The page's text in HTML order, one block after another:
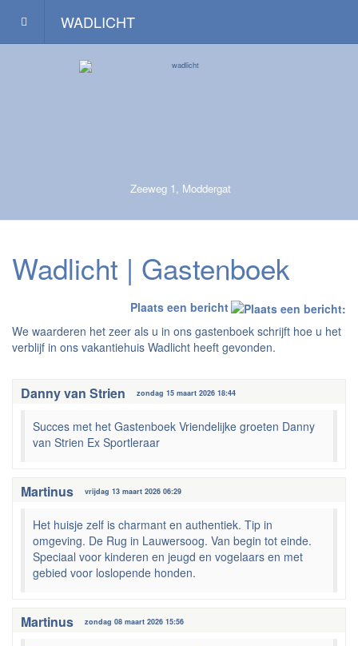
WADLICHT
Zeeweg 1, Moddergat
Wadlicht | Gastenboek
Plaats een bericht
We waarderen het zeer als u in ons gastenboek schrijft hoe u het
verblijf in ons vakantiehuis Wadlicht heeft gevonden.
Danny van Strien zondag 15 maart 2026 18:44
Succes met het Gastenboek Vriendelijke groeten Danny
van Strien Ex Sportleraar
Martinus vrijdag 13 maart 2026 06:29
Het huisje zelf is charmant en authentiek. Tip in
omgeving. De Rug in Lauwersoog. Van begin tot einde.
Speciaal voor kinderen en jeugd en vogelaars en met
gebied voor loslopende honden.
Martinus zondag 08 maart 2026 15:56